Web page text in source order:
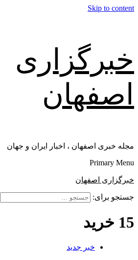
Skip to content
خبرگزاری
اصفهان
مجله خبری اصفهان ، اخبار ایران و جهان
Primary Menu
خبرگزاری اصفهان
جستجو برای:
15 خرید
خبر جدید